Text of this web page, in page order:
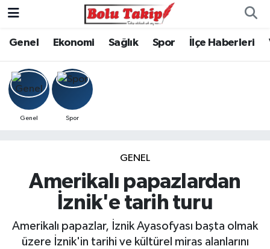
Genel Ekonomi Sağlık Spor İlçe Haberleri
Genel Spor
GENEL
Amerikalı papazlardan
İznik'e tarih turu
Amerikalı papazlar, İznik Ayasofyası başta olmak
üzere İznik'in tarihi ve kültürel miras alanlarını